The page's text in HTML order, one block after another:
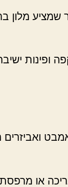
שמציע
ופינות
ואביזרים
או